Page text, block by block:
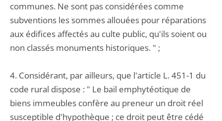
communes. Ne sont pas considérées comme
subventions les sommes allouées pour réparations
aux édifices affectés au culte public, qu'ils soient ou
non classés monuments historiques. " ;
4. Considérant, par ailleurs, que l'article L. 451-1 du
code rural dispose : " Le bail emphytéotique de
biens immeubles confère au preneur un droit réel
susceptible d'hypothèque ; ce droit peut être cédé